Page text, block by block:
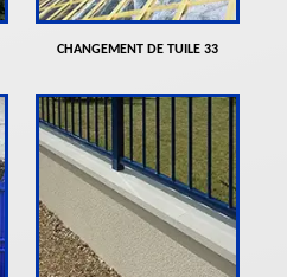
CHANGEMENT DE TUILE 33